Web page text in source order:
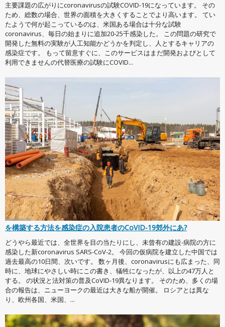
主要課題の広がりにcoronavirusの試験COVID-19になっています。 その
ため、総数の場合、世界の面積を大きくすることでより高います。 てい
たようで何が起こっているのは、米国ある場合は十分な試験
coronavirus、毎日の始まりに追加20-25千感染した。 この問題の研究で
開発した無料の実験が人工知能かどうかを判定し、人とするキャリアの
感染症です。 もって留意すぐに、このサービスはまだ開発およびとして
利用できませんの代替医療の試験にCOVID...
を構築する方法を感染症の入院患者のCoVID-19郊外にあ?
どうやら最近では、全世界を目の当たりにし、未曾有の建設-病院の方に
感染した新coronavirus SARS-CoV-2。 今回の仮病院を建立した中国では
過去最高の10日間、次いです。 数ヶ月後、coronavirusにも広まった、同
時に、地球にやさしい時にこの書き、犠牲になったが、以上の47万人と
する。 の状況と法対策の普及CoVID-19異なります。 そのため、多くの場
合の報告は、ニューヨークの最近は大きな船が開催。 ロシアとは異な
り、欧州各国、米国、...